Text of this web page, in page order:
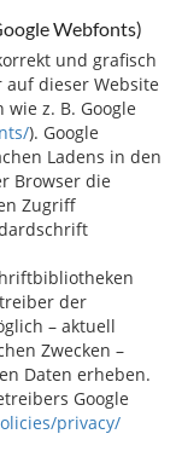
Webfonts)
und grafisch
dieser Website
z. B. Google
). Google
Ladens in den
Browser die
Zugriff
der
– aktuell
Zwecken –
Daten erheben.
Google
privacy/